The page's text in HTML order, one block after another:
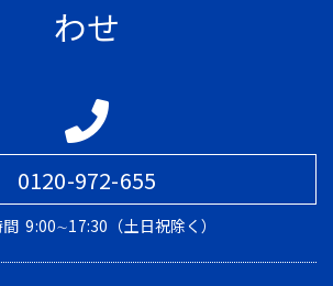
わせ
0120-972-655
9:00∼17:30（土日祝除く）